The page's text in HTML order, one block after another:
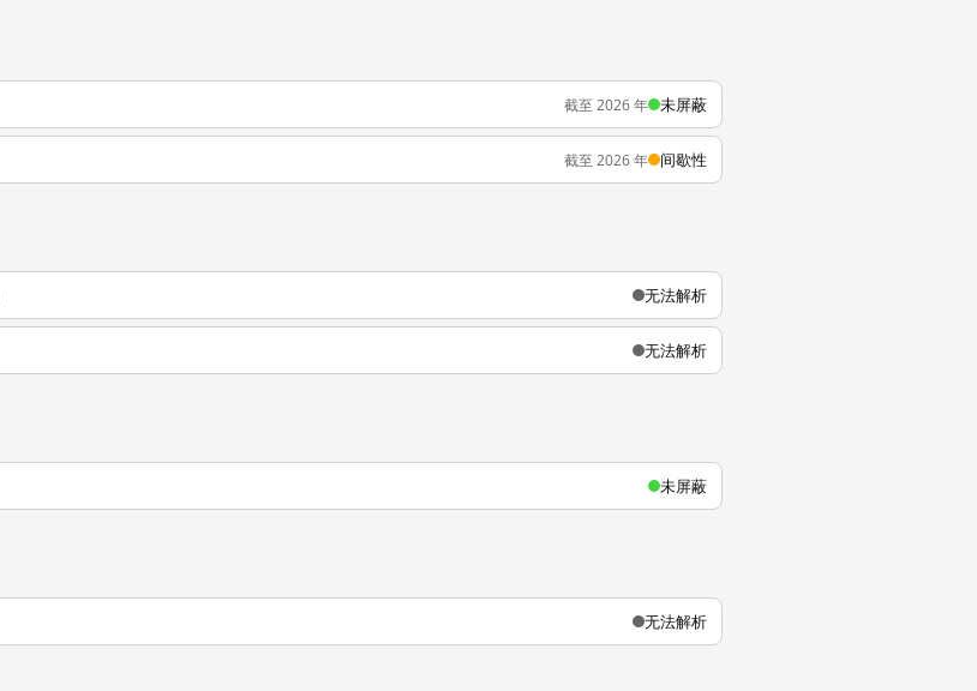
截至 2026 年 未屏蔽
截至 2026 年 间歇性
无法解析
无法解析
未屏蔽
无法解析